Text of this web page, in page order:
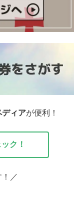
ディアが便利！
ク！
／